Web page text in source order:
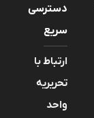
دسترسی
سریع
ارتباط با
تحریریه
واحد